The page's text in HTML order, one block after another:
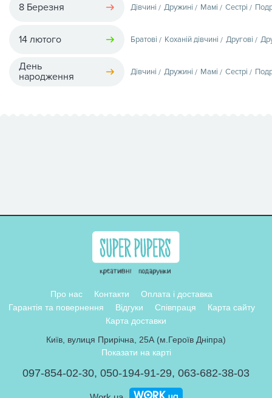
8 Березня Дівчині Дружині Мамі Сестрі
14 лютого Братові Коханій дівчині Другові
День
народження
Дівчині Дружині Мамі Сестрі
Про нас Контакти
Оплата і доставка
Гарантія та повернення
Відгуки Співпраця
Карта сайту
Карта доставки
Київ, вулиця Прирічна, 25А (м.Героїв Дніпра)
Показати на карті
097-854-02-30, 050-194-91-29, 063-682-38-03